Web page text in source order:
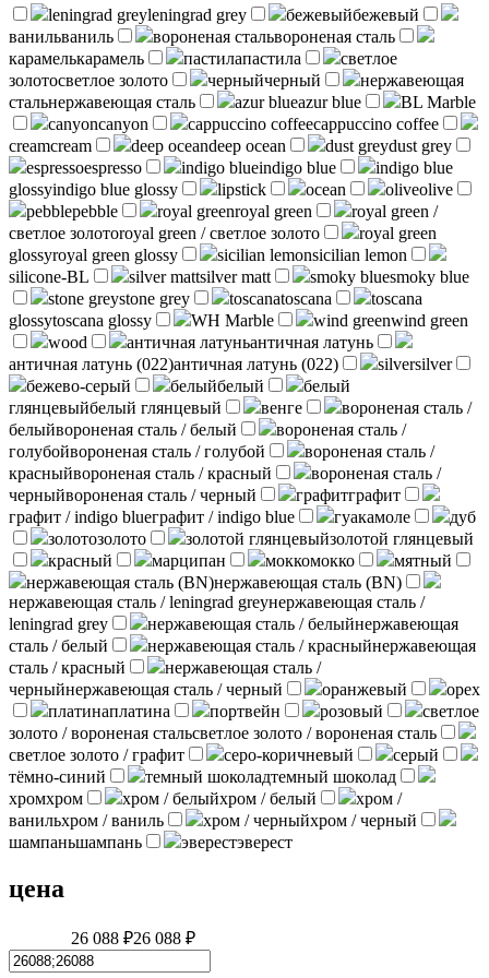
leningrad greyleningrad grey бежевыйбежевый
ванильваниль вороненая стальвороненая сталь
карамелькарамель пастилапастила
светлое
золотосветлое золото черныйчерный
нержавеющая
стальнержавеющая сталь azur blueazur blue
BL Marble
canyoncanyon cappuccino coffeecappuccino coffee
creamcream deep oceandeep ocean dust greydust grey
espressoespresso indigo blueindigo blue
indigo blue
glossyindigo blue glossy lipstick ocean oliveolive
pebblepebble royal greenroyal green
royal green /
светлое золотоroyal green / светлое золото
royal green
glossyroyal green glossy sicilian lemonsicilian lemon
silicone-BL
silver mattsilver matt smoky bluesmoky blue
stone greystone grey toscanatoscana
toscana
glossytoscana glossy WH Marble wind greenwind green
wood
античная латуньантичная латунь
античная латунь (022)античная латунь (022) silversilver
бежево-серый
белыйбелый
белый
глянцевыйбелый глянцевый венге
вороненая сталь /
белыйвороненая сталь / белый
вороненая сталь /
голубойвороненая сталь / голубой
вороненая сталь /
красныйвороненая сталь / красный
вороненая сталь /
черныйвороненая сталь / черный графитграфит
графит / indigo blueграфит / indigo blue гуакамоле
дуб
золотозолото золотой глянцевыйзолотой глянцевый
красный
марципан моккомокко
мятный
нержавеющая сталь (BN)нержавеющая сталь (BN)
нержавеющая сталь / leningrad greyнержавеющая сталь /
leningrad grey
нержавеющая сталь / белыйнержавеющая
сталь / белый
нержавеющая сталь / красныйнержавеющая
сталь / красный
нержавеющая сталь /
черныйнержавеющая сталь / черный оранжевый
орех
платинаплатина портвейн розовый
светлое
золото / вороненая стальсветлое золото / вороненая сталь
светлое золото / графит
серо-коричневый
серый
тёмно-синий
темный шоколадтемный шоколад
хромхром хром / белыйхром / белый
хром /
ванильхром / ваниль хром / черныйхром / черный
шампаньшампань эверестэверест
цена
26 088 ₽26 088 ₽